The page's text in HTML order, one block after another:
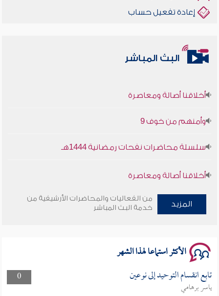
إعادة تفعيل حساب
البث المباشر
أخلاقنا أصالة ومعاصرة
وأمنهم من خوف 9
سلسلة محاضرات نفحات رمضانية 1444هـ
أخلاقنا أصالة ومعاصرة
وأمنهم من خوف 9
المزيد
من الفعاليات والمحاضرات الأرشيفية من
خدمة البث المباشر
الأكثر استماعا لهذا الشهر
0 تابع انقسام التوحيد إلى نوعين
ياسر برهامي